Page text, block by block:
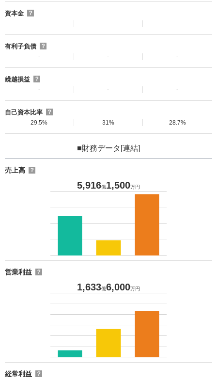
資本金
？
-
- -
有利子負債
？
-
- -
繰越損益
？
-
- -
自己資本比率
？
29.5%
31% 28.7%
■財務データ[連結]
売上高 ？
5,916億1,500万円
営業利益 ？
1,633億6,000万円
経常利益 ？